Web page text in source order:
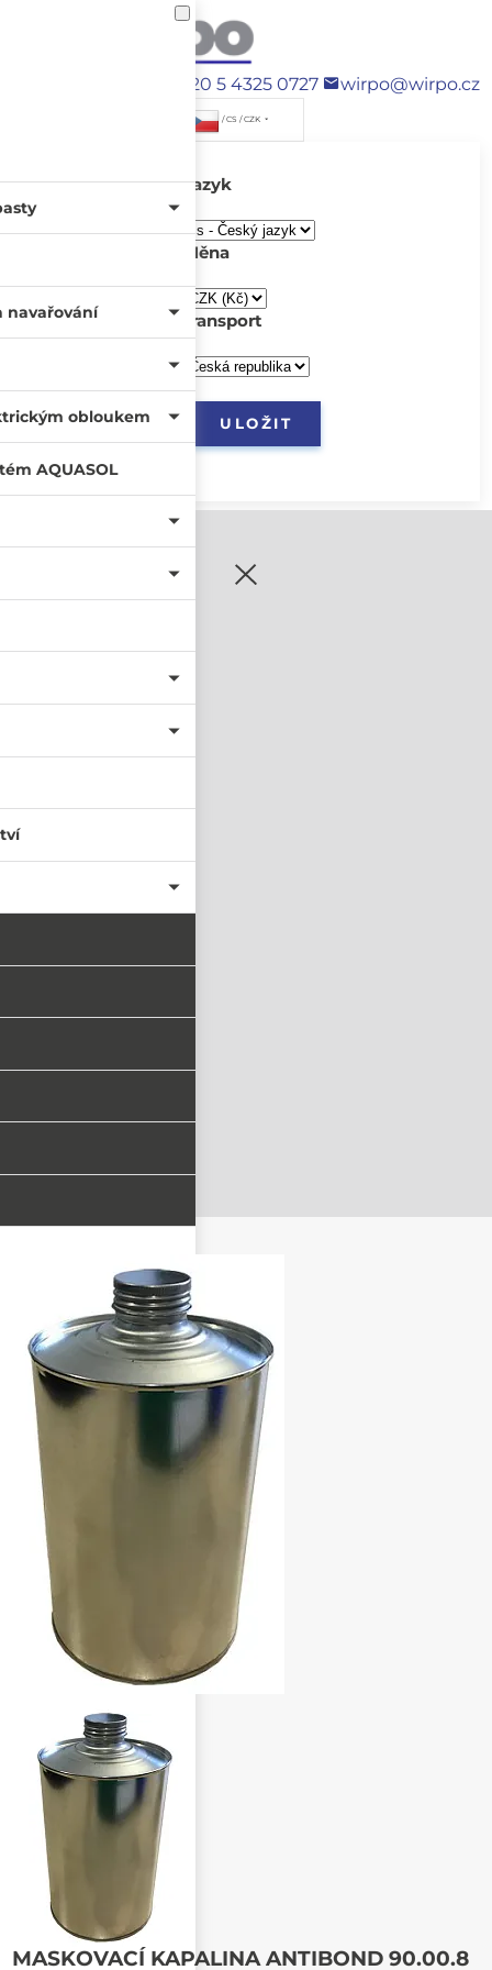
+420 5 4325 0727 wirpo@wirpo.cz
/ CS / CZK
Jazyk
Měna
transport
PŘIHLÁSIT SE
nastavit nové heslo
navařování
obloukem
AQUASOL
MASKOVACÍ KAPALINA ANTIBOND 90.00.8
Poslat známému